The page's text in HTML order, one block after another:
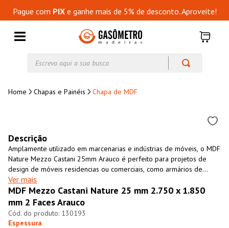
Pague com PIXe ganhe mais de 5% de desconto. Aproveite!
Chapas e Painéis Chapa de MDF
Descrição
Amplamente utilizado em marcenarias e indústrias de móveis, o MDF
Nature Mezzo Castani 25mm Arauco é perfeito para projetos de
design de móveis residencias ou comerciais, como armários de
cozinha, closets, revestimento de paredes, entre outros. É um
material resistente, versátil, fácil de usinar e com excelente custo-
benefício. O MDF Nature Mezzo Castani 25mm Arauco é uma opção
ecológicamente sustentável, fabricado 100% com madeira de
florestas cultivadas para essa finalidade.
Ver mais
MDF Mezzo Castani Nature 25 mm 2.750 x 1.850
mm 2 Faces Arauco
130193
Espessura